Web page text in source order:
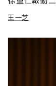
王一芝